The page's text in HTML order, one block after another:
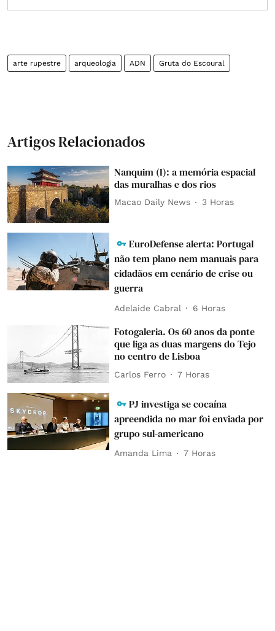
arte rupestre arqueologia ADN Gruta do Escoural
Artigos Relacionados
Nanquim (I): a memória espacial
das muralhas e dos rios
Macao Daily News 3 Horas
EuroDefense alerta: Portugal
não tem plano nem manuais para
cidadãos em cenário de crise ou
guerra
Adelaide Cabral 6 Horas
Fotogaleria. Os 60 anos da ponte
que liga as duas margens do Tejo
no centro de Lisboa
Carlos Ferro 7 Horas
PJ investiga se cocaína
apreendida no mar foi enviada por
grupo sul-americano
Amanda Lima 7 Horas